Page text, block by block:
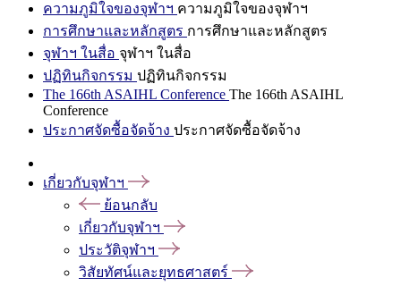
ความภูมิใจของจุฬาฯ ความภูมิใจของจุฬาฯ
การศึกษาและหลักสูตร การศึกษาและหลักสูตร
จุฬาฯ ในสื่อ จุฬาฯ ในสื่อ
ปฏิทินกิจกรรม ปฏิทินกิจกรรม
The 166th ASAIHL Conference The 166th ASAIHL
Conference
ประกาศจัดซื้อจัดจ้าง ประกาศจัดซื้อจัดจ้าง
เกี่ยวกับจุฬาฯ
ย้อนกลับ
เกี่ยวกับจุฬาฯ
ประวัติจุฬาฯ
วิสัยทัศน์และยุทธศาสตร์